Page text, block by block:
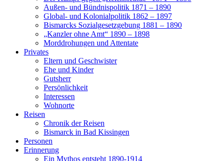
Außen- und Bündnispolitik 1871 – 1890
Global- und Kolonialpolitik 1862 – 1897
Bismarcks Sozialgesetzgebung 1881 – 1890
„Kanzler ohne Amt“ 1890 – 1898
Morddrohungen und Attentate
Privates
Eltern und Geschwister
Ehe und Kinder
Gutsherr
Persönlichkeit
Interessen
Wohnorte
Reisen
Chronik der Reisen
Bismarck in Bad Kissingen
Personen
Erinnerung
Ein Mythos entsteht 1890-1914